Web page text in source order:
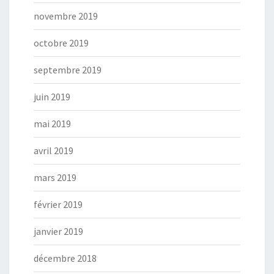
novembre 2019
octobre 2019
septembre 2019
juin 2019
mai 2019
avril 2019
mars 2019
février 2019
janvier 2019
décembre 2018